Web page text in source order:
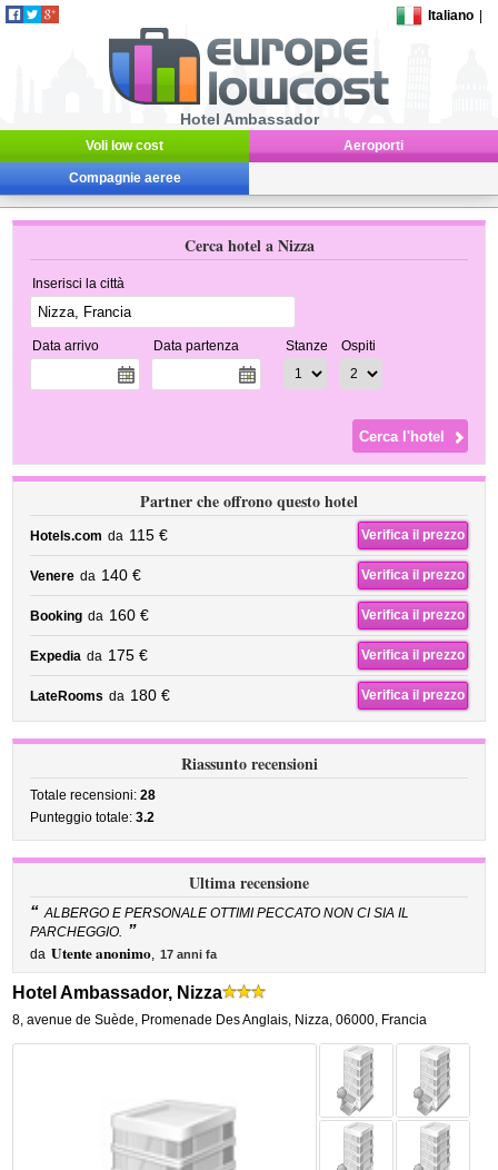
Italiano
Hotel Ambassador
Voli low cost Aeroporti
Compagnie aeree
Cerca hotel a Nizza
Inserisci la città
Data arrivo Data partenza Stanze Ospiti
Partner che offrono questo hotel
Hotels.com da 115 € Verifica il prezzo
Venere da 140 € Verifica il prezzo
Booking da 160 € Verifica il prezzo
Expedia da 175 € Verifica il prezzo
LateRooms da 180 € Verifica il prezzo
Riassunto recensioni
Totale recensioni:28
Punteggio totale:3.2
Ultima recensione
“ ALBERGO E PERSONALE OTTIMI PECCATO NON CI SIA IL
PARCHEGGIO. ”
da Utente anonimo, 17 anni fa
Hotel Ambassador, Nizza
8, avenue de Suède, Promenade Des Anglais, Nizza,06000, Francia